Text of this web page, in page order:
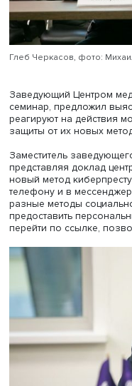
Глеб Черкасов, фото:
Заведующий Центром
семинар, предложил
реагируют на
защиты от их новых
Заместитель
представляя доклад
новый метод
телефону и в
разные методы
предоставить
перейти по ссылке,